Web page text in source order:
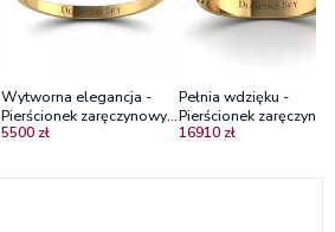
Wytworna elegancja -
Pierścionek zaręczynowy z
żółtego złota z czarnymi
5500 zł
Pełnia wdzięku -
Pierścionek
żółte złoto, czarny
16910 zł